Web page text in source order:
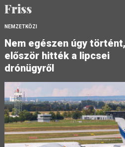
Friss
NEMZETKÖZI
Nem egészen úgy
először hitték a lipcsei
drónügyről